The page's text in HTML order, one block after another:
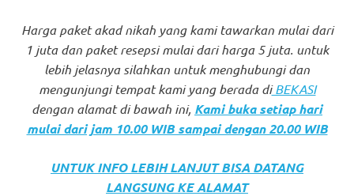
24
Hours
Online
replica
rolex.
Harga paket akad nikah yang kami tawarkan mulai dari
1 juta dan paket resepsi mulai dari harga 5 juta. untuk
lebih jelasnya silahkan untuk menghubungi dan
mengunjungi tempat kami yang berada diBEKASI
dengan alamat di bawah ini, Kami buka setiap hari
mulai dari jam 10.00 WIB sampai dengan 20.00 WIB
UNTUK INFO LEBIH LANJUT BISA DATANG
LANGSUNG KE ALAMAT